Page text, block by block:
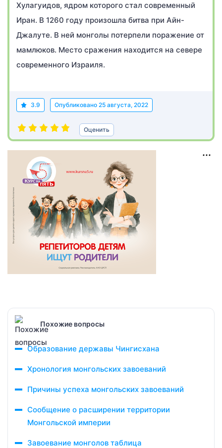
Хулагуидов, ядром которого стал современный
Иран. В 1260 году произошла битва при Айн-
Джалуте. В ней монголы потерпели поражение от
мамлюков. Место сражения находится на севере
современного Израиля.
3.9 Опубликовано 25 августа, 2022
Оценить
Похожие вопросы
Образование державы Чингисхана
Хронология монгольских завоеваний
Причины успеха монгольских завоеваний
Сообщение о расширении территории
Монгольской империи
Завоевание монголов таблица